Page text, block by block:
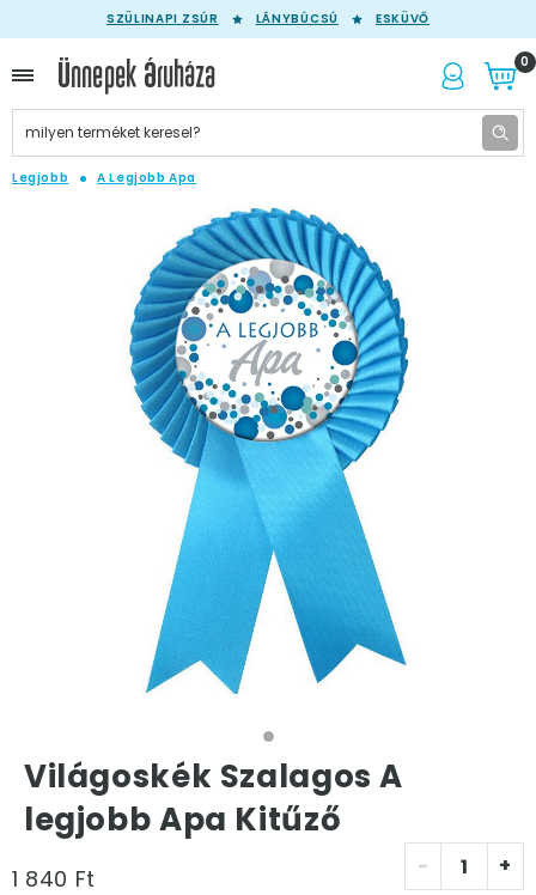
SZÜLINAPI ZSÚR LÁNYBÚCSÚ ESKÜVŐ
0
Legjobb A Legjobb Apa
Világoskék Szalagos A
legjobb Apa Kitűző
1 840 Ft - +